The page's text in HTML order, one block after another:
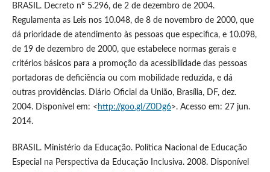
BRASIL. Decreto nº 5.296, de 2 de dezembro de 2004.
Regulamenta as Leis nos 10.048, de 8 de novembro de 2000, que
dá prioridade de atendimento às pessoas que especifica, e 10.098,
de 19 de dezembro de 2000, que estabelece normas gerais e
critérios básicos para a promoção da acessibilidade das pessoas
portadoras de deficiência ou com mobilidade reduzida, e dá
outras providências. Diário Oficial da União, Brasília, DF, dez.
2004. Disponível em: < http://goo.gl/Z0Dg6>. Acesso em: 27 jun.
2014.
BRASIL. Ministério da Educação. Política Nacional de Educação
Especial na Perspectiva da Educação Inclusiva. 2008. Disponível